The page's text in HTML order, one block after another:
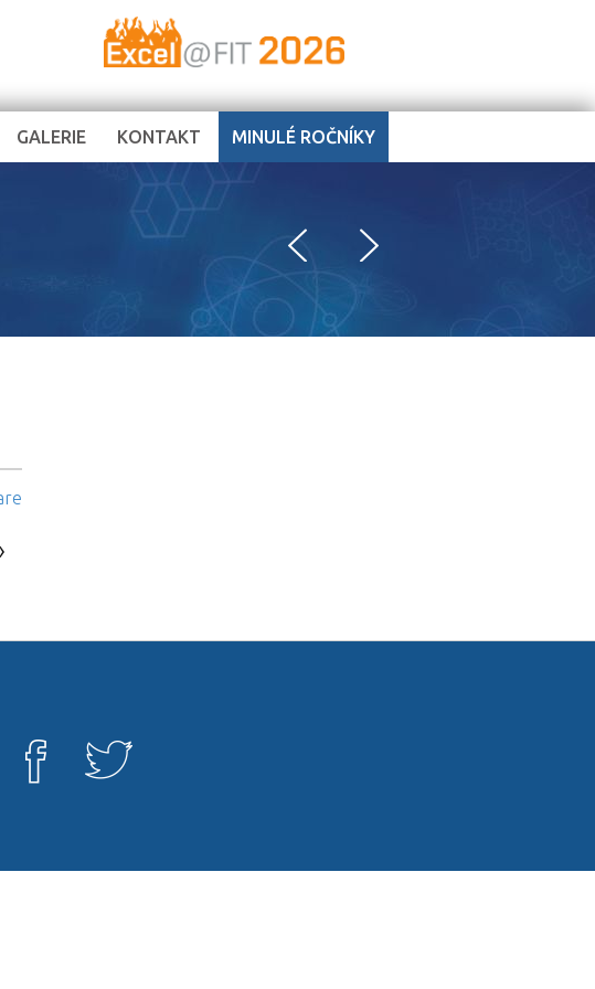
GALERIE KONTAKT MINULÉ ROČNÍKY